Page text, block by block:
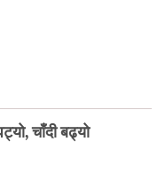
चाँदी बढ्यो